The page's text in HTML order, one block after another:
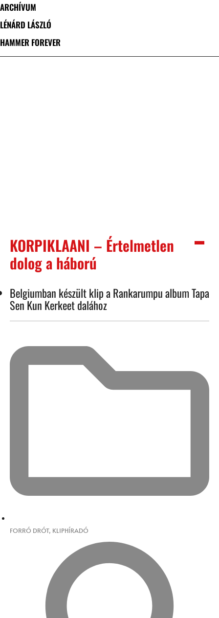
ARCHÍVUM
LÉNÁRD LÁSZLÓ
HAMMER FOREVER
KORPIKLAANI – Értelmetlen
dolog a háború
Belgiumban készült klip a Rankarumpu album Tapa
Sen Kun Kerkeet dalához
FORRÓ DRÓT, KLIPHÍRADÓ